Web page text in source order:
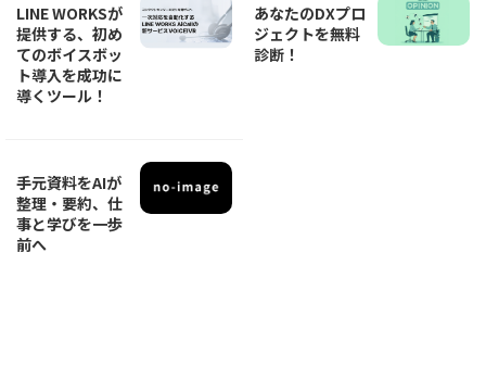
LINE WORKSが
提供する、初め
てのボイスボッ
ト導入を成功に
導くツール！
あなたのDXプロ
ジェクトを無料
診断！
手元資料をAIが
整理・要約、仕
事と学びを一歩
前へ